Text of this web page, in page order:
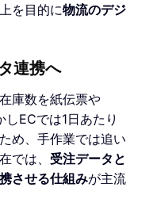
を目的に物流のデジ
連携へ
庫数を紙伝票や
ECでは1日あたり
め、手作業では追い
では、 受注データと
させる仕組みが主流